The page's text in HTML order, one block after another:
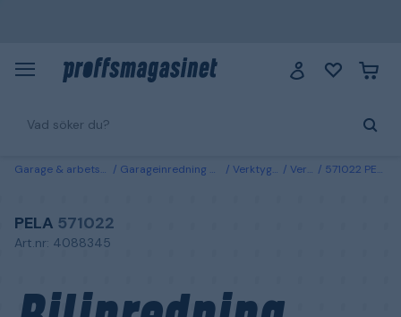
Garage & arbetsplats Garageinredning & förvaring Verktygsförvaring Verktygsskåp 571022 PELA Bilinredning knock down-modell
PELA 571022
Art.nr: 4088345